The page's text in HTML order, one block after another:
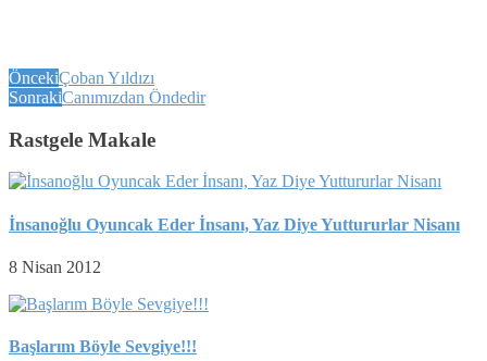
ÖncekiÇoban Yıldızı
SonrakiCanımızdan Öndedir
Rastgele Makale
İnsanoğlu Oyuncak Eder İnsanı, Yaz Diye Yuttururlar Nisanı
8 Nisan 2012
Başlarım Böyle Sevgiye!!!